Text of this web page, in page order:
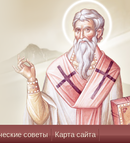
советы Карта сайта